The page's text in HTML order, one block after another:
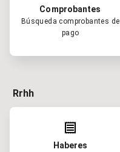
Comprobantes
Búsqueda comprobantes de
pago
Rrhh
receipt
Haberes